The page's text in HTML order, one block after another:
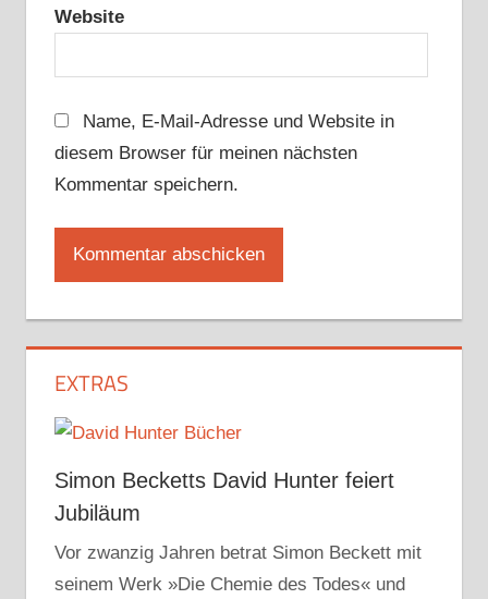
Website
Name, E-Mail-Adresse und Website in
diesem Browser für meinen nächsten
Kommentar speichern.
EXTRAS
Simon Becketts David Hunter feiert
Jubiläum
Vor zwanzig Jahren betrat Simon Beckett mit
seinem Werk »Die Chemie des Todes« und